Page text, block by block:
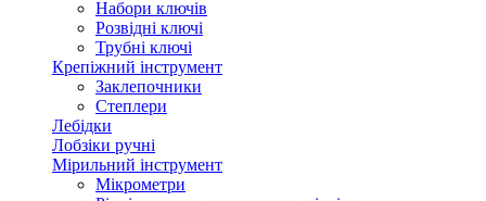
Набори ключів
Розвідні ключі
Трубні ключі
Крепіжний інструмент
Заклепочники
Степлери
Лебідки
Лобзіки ручні
Мірильний інструмент
Мікрометри